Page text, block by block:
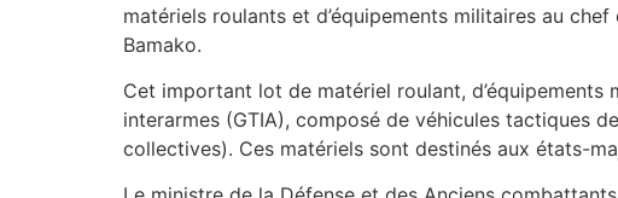
matériels roulants et d’équipements militaires au
Bamako.
Cet important lot de matériel roulant,
interarmes (GTIA), composé de véhicules tactiques
collectives). Ces matériels sont destinés aux états-